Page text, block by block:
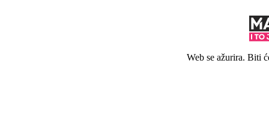
Web se ažurira. Biti